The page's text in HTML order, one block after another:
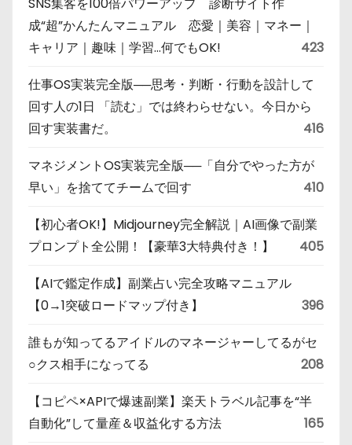
成“超”かんたんマニュアル 恋愛｜美容｜マネー｜
キャリア｜趣味｜学習…何でもOK!
423
仕事OS実装完全版──思考・判断・行動を設計して
回す人の1日 「読む」では終わらせない。今日から
回す実装書だ。
416
マネジメントOS実装完全版──「自分でやった方が
早い」を捨ててチームで回す
410
【初心者OK!】Midjourney完全解説｜AI画像で副業
プロンプト全公開！【豪華3大特典付き！】
405
【AIで鑑定作成】副業占い完全攻略マニュアル
【0→1突破ロードマップ付き】
396
誰もが知ってるアイドルのマネージャーしてるがセ
○クス相手になってる
208
【コピペ×APIで爆速副業】楽天トラベル記事を“半
自動化”して量産＆収益化する方法
165